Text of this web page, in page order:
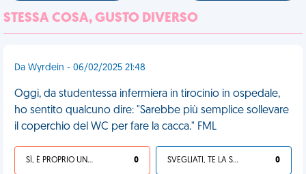
STESSA COSA, GUSTO DIVERSO
Da Wyrdein - 06/02/2025 21:48
Oggi, da studentessa infermiera in tirocinio in ospedale,
ho sentito qualcuno dire: "Sarebbe più semplice sollevare
il coperchio del WC per fare la cacca." FML
SÌ, È PROPRIO UNA VDM! 0 SVEGLIATI, TE LA SEI CERCATA! 0